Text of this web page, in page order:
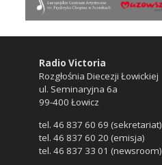
Radio Victoria
Rozgłośnia Diecezji Łowickiej
ul. Seminaryjna 6a
99-400 Łowicz
tel. 46 837 60 69 (sekretariat)
tel. 46 837 60 20 (emisja)
tel. 46 837 33 01 (newsroom)